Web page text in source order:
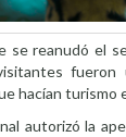
se reanudó el
fueron
hacían turismo
autorizó la